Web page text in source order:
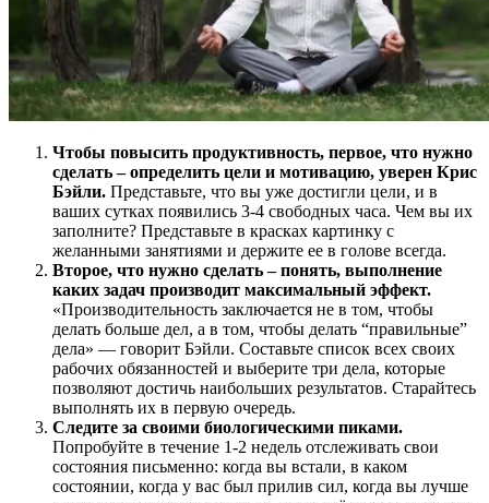
Чтобы повысить продуктивность, первое, что нужно
сделать – определить цели и мотивацию, уверен Крис
Бэйли. Представьте, что вы уже достигли цели, и в
ваших сутках появились 3-4 свободных часа. Чем вы их
заполните? Представьте в красках картинку с
желанными занятиями и держите ее в голове всегда.
Второе, что нужно сделать – понять, выполнение
каких задач производит максимальный эффект.
«Производительность заключается не в том, чтобы
делать больше дел, а в том, чтобы делать “правильные”
дела» — говорит Бэйли. Составьте список всех своих
рабочих обязанностей и выберите три дела, которые
позволяют достичь наибольших результатов. Старайтесь
выполнять их в первую очередь.
Следите за своими биологическими пиками.
Попробуйте в течение 1-2 недель отслеживать свои
состояния письменно: когда вы встали, в каком
состоянии, когда у вас был прилив сил, когда вы лучше